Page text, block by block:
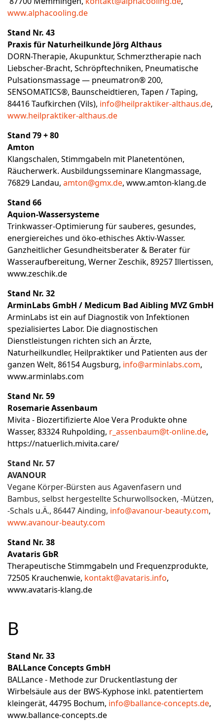
www.alphacooling.de
Stand Nr. 43
Praxis für Naturheilkunde Jörg Althaus
DORN-Therapie, Akupunktur, Schmerztherapie nach
Liebscher-Bracht, Schröpftechniken, Pneumatische
Pulsationsmassage — pneumatron® 200,
SENSOMATICS®, Baunscheidtieren, Tapen / Taping,
84416 Taufkirchen (Vils), info@heilpraktiker-althaus.de,
www.heilpraktiker-althaus.de
Stand 79 + 80
Amton
Klangschalen, Stimmgabeln mit Planetentönen,
Räucherwerk. Ausbildungsseminare Klangmassage,
76829 Landau, amton@gmx.de, www.amton-klang.de
Stand 66
Aquion-Wassersysteme
Trinkwasser-Optimierung für sauberes, gesundes,
energiereiches und öko-ethisches Aktiv-Wasser.
Ganzheitlicher Gesundheitsberater & Berater für
Wasseraufbereitung, Werner Zeschik, 89257 Illertissen,
www.zeschik.de
Stand Nr. 32
ArminLabs GmbH / Medicum Bad Aibling MVZ GmbH
ArminLabs ist ein auf Diagnostik von Infektionen
spezialisiertes Labor. Die diagnostischen
Dienstleistungen richten sich an Ärzte,
Naturheilkundler, Heilpraktiker und Patienten aus der
ganzen Welt, 86154 Augsburg, info@arminlabs.com,
www.arminlabs.com
Stand Nr. 59
Rosemarie Assenbaum
Mivita - Biozertifizierte Aloe Vera Produkte ohne
Wasser, 83324 Ruhpolding, r_assenbaum@t-online.de,
https://natuerlich.mivita.care/
Stand Nr. 57
AVANOUR
Vegane Körper-Bürsten aus Agavenfasern und
Bambus, selbst hergestellte Schurwollsocken, -Mützen,
-Schals u.Ä., 86447 Ainding, info@avanour-beauty.com,
www.avanour-beauty.com
Stand Nr. 38
Avataris GbR
Therapeutische Stimmgabeln und Frequenzprodukte,
72505 Krauchenwie, kontakt@avataris.info,
www.avataris-klang.de
B
Stand Nr. 33
BALLance Concepts GmbH
BALLance - Methode zur Druckentlastung der
Wirbelsäule aus der BWS-Kyphose inkl. patentiertem
kleingerät, 44795 Bochum, info@ballance-concepts.de,
www.ballance-concepts.de